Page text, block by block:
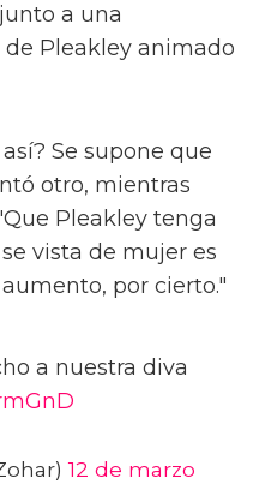
a una
Pleakley animado
Se supone que
otro, mientras
Pleakley tenga
vista de mujer es
por cierto."
a nuestra diva
12 de marzo